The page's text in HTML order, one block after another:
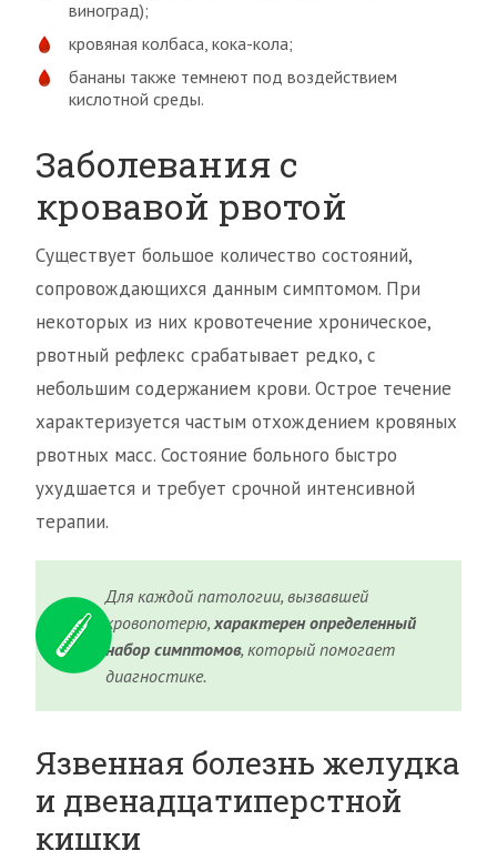
виноград);
кровяная колбаса, кока-кола;
бананы также темнеют под воздействием
кислотной среды.
Заболевания с
кровавой рвотой
Существует большое количество состояний,
сопровождающихся данным симптомом. При
некоторых из них кровотечение хроническое,
рвотный рефлекс срабатывает редко, с
небольшим содержанием крови. Острое течение
характеризуется частым отхождением кровяных
рвотных масс. Состояние больного быстро
ухудшается и требует срочной интенсивной
терапии.
Для каждой патологии, вызвавшей
кровопотерю,характерен определенный
набор симптомов, который помогает
диагностике.
Язвенная болезнь желудка
и двенадцатиперстной
кишки